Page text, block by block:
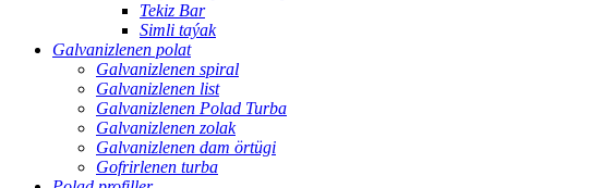
Tekiz Bar
Simli taýak
Galvanizlenen polat
Galvanizlenen spiral
Galvanizlenen list
Galvanizlenen Polad Turba
Galvanizlenen zolak
Galvanizlenen dam örtügi
Gofrirlenen turba